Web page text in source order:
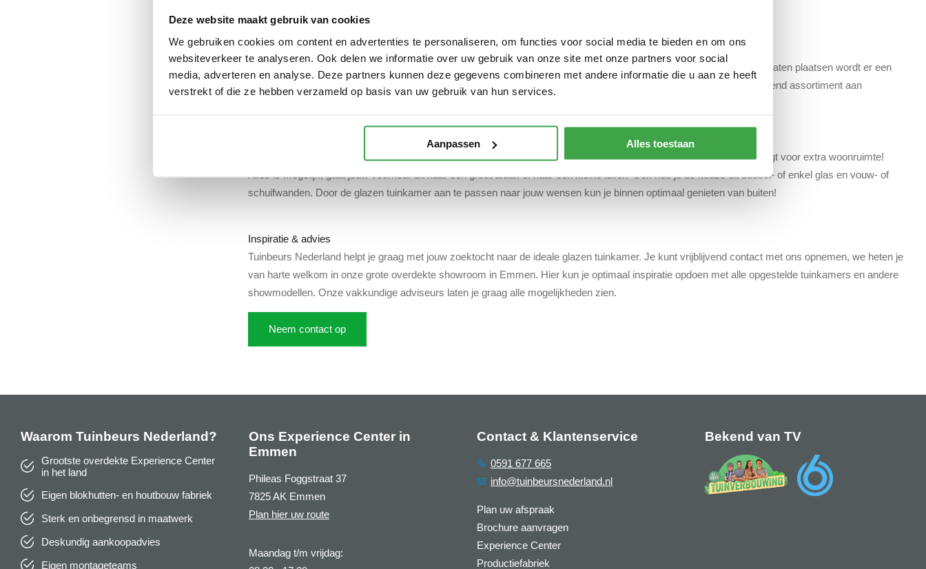
Deze website maakt gebruik van cookies
We gebruiken cookies om content en advertenties te personaliseren, om functies voor social media te bieden en om ons
websiteverkeer te analyseren. Ook delen we informatie over uw gebruik van onze site met onze partners voor social
media, adverteren en analyse. Deze partners kunnen deze gegevens combineren met andere informatie die u aan ze heeft
verstrekt of die ze hebben verzameld op basis van uw gebruik van hun services.
Aanpassen Alles toestaan
Glazen tuinkamer: binnen wordt buiten!
Met een glazen tuinkamer creëer je extra woonruimte en geniet je binnen optimaal van buiten! Door een tuinkamer te laten plaatsen wordt er een
lichte ruimte gecreëerd, welke bescherming biedt tegen regen, wind en kou. Tuinbeurs Nederland biedt een uiteenlopend assortiment aan
Tuinkamers volledig naar wens samen te stellen!
Met een mooie glazen tuinkamer van Tuinbeurs Nederland geniet je het hele jaar door van de tuin. Een tuinkamer zorgt voor extra woonruimte!
Alles is mogelijk, gaat jouw voorkeur uit naar een groot afdak of naar een kleine luifel? Ook heb je de keuze uit dubbel- of enkel glas en vouw- of
schuifwanden. Door de glazen tuinkamer aan te passen naar jouw wensen kun je binnen optimaal genieten van buiten!
Inspiratie & advies
Tuinbeurs Nederland helpt je graag met jouw zoektocht naar de ideale glazen tuinkamer. Je kunt vrijblijvend contact met ons opnemen, we heten je
van harte welkom in onze grote overdekte showroom in Emmen. Hier kun je optimaal inspiratie opdoen met alle opgestelde tuinkamers en andere
showmodellen. Onze vakkundige adviseurs laten je graag alle mogelijkheden zien.
Neem contact op
Waarom Tuinbeurs Nederland?
Grootste overdekte Experience Center
in het land
Eigen blokhutten- en houtbouw fabriek
Sterk en onbegrensd in maatwerk
Deskundig aankoopadvies
Eigen montageteams
Ons Experience Center in
Emmen
Phileas Foggstraat 37
7825 AK Emmen
Plan hier uw route
Maandag t/m vrijdag:
Contact & Klantenservice
0591 677 665
info@tuinbeursnederland.nl
Plan uw afspraak
Brochure aanvragen
Experience Center
Productiefabriek
Bekend van TV